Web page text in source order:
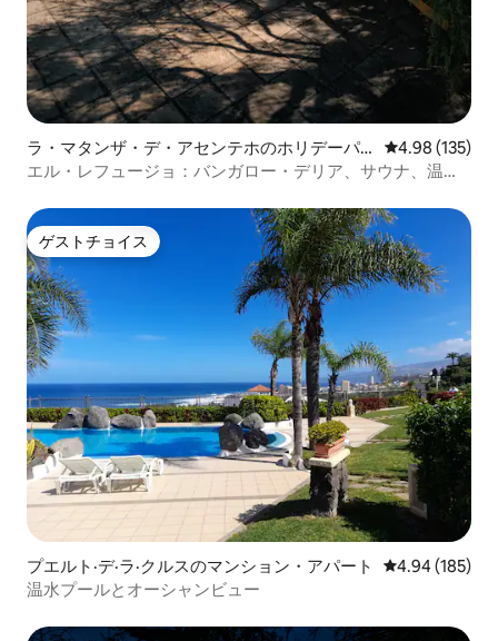
ラ・マタンザ・デ・アセンテホのホリデーパ
ーク
レビュー135
4.98 (135)
エル・レフュージョ：バンガロー・デリア、サウナ、温水
ゲストチョイス
ゲストチョイス
プエルト·デ·ラ·クルスのマンション・アパート レビュー185
4.94 (185)
温水プールとオーシャンビュー